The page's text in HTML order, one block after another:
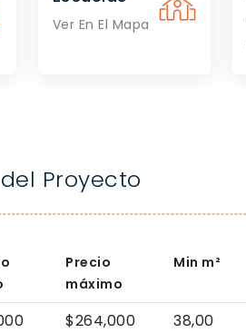
Ver En El Mapa
Proyecto
Precio
máximo
Min m²
$264,000 38,00